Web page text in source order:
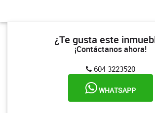
¿Te gusta este
¡Contáctanos ahora!
604 3223520
WHATSAPP